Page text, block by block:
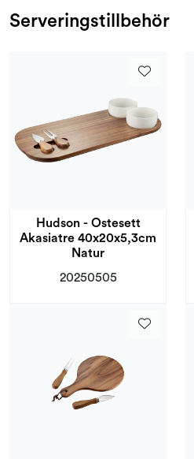
Serveringstillbehör
Hudson - Ostesett
Akasiatre 40x20x5,3cm
Natur
20250505